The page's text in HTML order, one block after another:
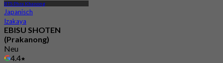
BTS Phra Khanong
Japanisch
Izakaya
EBISU SHOTEN
(Prakanong)
Neu
4.4